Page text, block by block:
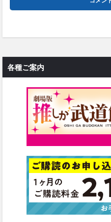
各種ご案内